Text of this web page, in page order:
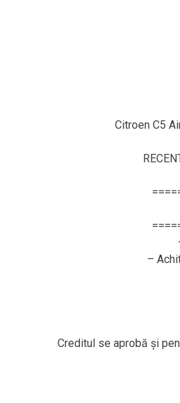
Citroen C5
–
Creditul se aprobă și